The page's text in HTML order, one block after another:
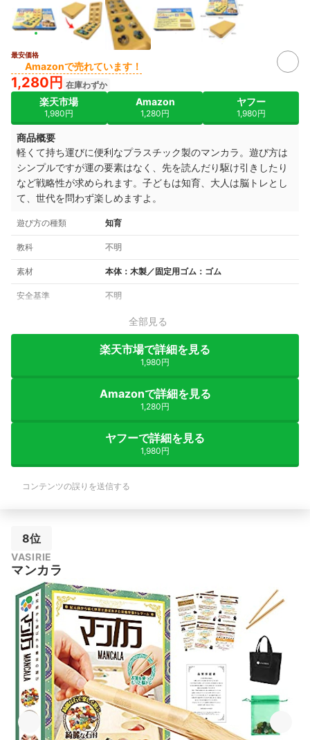
最安価格
Amazonで売れています！
1,280円 在庫わずか
楽天市場
1,980円
Amazon
1,280円
ヤフー
1,980円
商品概要
軽くて持ち運びに便利なプラスチック製のマンカラ。遊び方は
シンプルですが運の要素はなく、先を読んだり駆け引きしたり
など戦略性が求められます。子どもは知育、大人は脳トレとし
て、世代を問わず楽しめますよ。
遊び方の種類 知育
教科 不明
素材 本体：木製／固定用ゴム：ゴム
安全基準 不明
全部見る
楽天市場で詳細を見る
1,980円
Amazonで詳細を見る
1,280円
ヤフーで詳細を見る
1,980円
コンテンツの誤りを送信する
8位
VASIRIE
マンカラ